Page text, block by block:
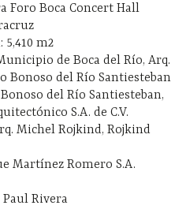
Foro Boca Concert Hall
m2
de Boca del Río, Arq.
Bonoso del Río Santiesteban
del Río Santiesteban,
S.A. de C.V.
Michel Rojkind, Rojkind
Martínez Romero S.A.
Rivera